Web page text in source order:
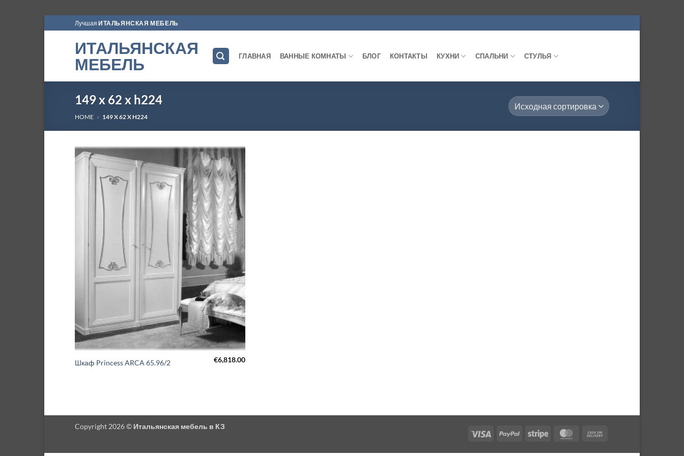
to
Лучшая ИТАЛЬЯНСКАЯ МЕБЕЛЬ
ИТАЛЬЯНСКАЯ
МЕБЕЛЬ
ГЛАВНАЯ ВАННЫЕ КОМНАТЫ БЛОГ КОНТАКТЫ КУХНИ СПАЛЬНИ СТУЛЬЯ
149 x 62 x h224
HOME » 149 X 62 X H224
Шкаф Princess ARCA 65.96/2 €6,818.00
Visa PayPal Stripe MasterCard
Copyright 2026 © Итальянская мебель в КЗ